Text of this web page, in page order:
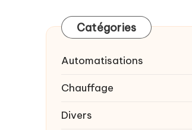
Catégories
Automatisations
Chauffage
Divers